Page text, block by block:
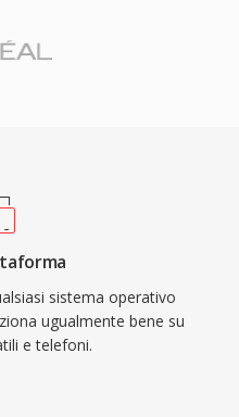
sistema operativo
ugualmente bene su
e telefoni.